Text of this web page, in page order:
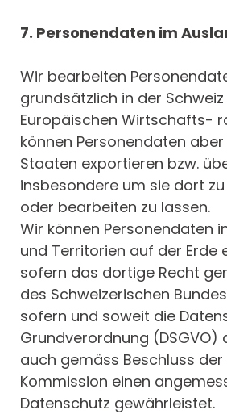
7. Personendaten im
Wir bearbeiten
grundsätzlich in der
Europäischen Wirtschafts-
können Personendaten
Staaten exportieren bzw.
insbesondere um sie dort
oder bearbeiten zu lassen.
Wir können Personendaten
und Territorien auf der Erde
sofern das dortige Recht
des Schweizerischen
sofern und soweit die
Grundverordnung (DSGVO)
auch gemäss Beschluss
Kommission einen
Datenschutz gewährleistet.